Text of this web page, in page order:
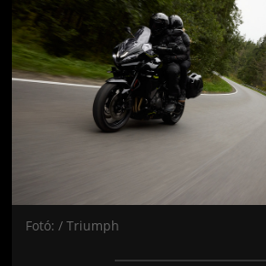
Fotó: / Triumph